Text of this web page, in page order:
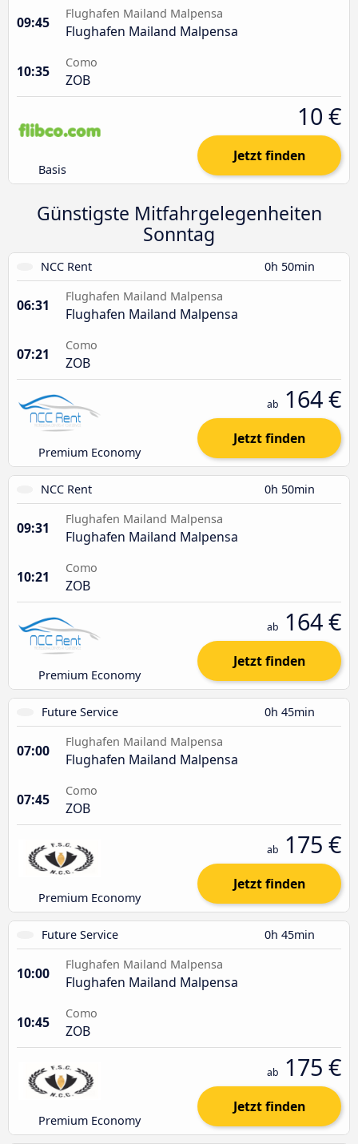
09:45
Flughafen Mailand Malpensa
Flughafen Mailand Malpensa
10:35
Como
ZOB
Basis
10 €
Jetzt finden
Günstigste Mitfahrgelegenheiten
Sonntag
NCC Rent 0h 50min
06:31
Flughafen Mailand Malpensa
Flughafen Mailand Malpensa
07:21
Como
ZOB
Premium Economy
ab 164 €
Jetzt finden
NCC Rent 0h 50min
09:31
Flughafen Mailand Malpensa
Flughafen Mailand Malpensa
10:21
Como
ZOB
Premium Economy
ab 164 €
Jetzt finden
Future Service 0h 45min
07:00
Flughafen Mailand Malpensa
Flughafen Mailand Malpensa
07:45
Como
ZOB
Premium Economy
ab 175 €
Jetzt finden
Future Service 0h 45min
10:00
Flughafen Mailand Malpensa
Flughafen Mailand Malpensa
10:45
Como
ZOB
Premium Economy
ab 175 €
Jetzt finden